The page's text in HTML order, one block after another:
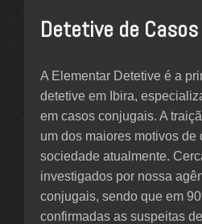
Detetive de
A Elementar Detetive é a
detetive em Ibira,
em casos conjugais. A
um dos maiores motivos de
sociedade atualmente.
investigados por nossa
conjugais, sendo que em
confirmadas as suspeitas